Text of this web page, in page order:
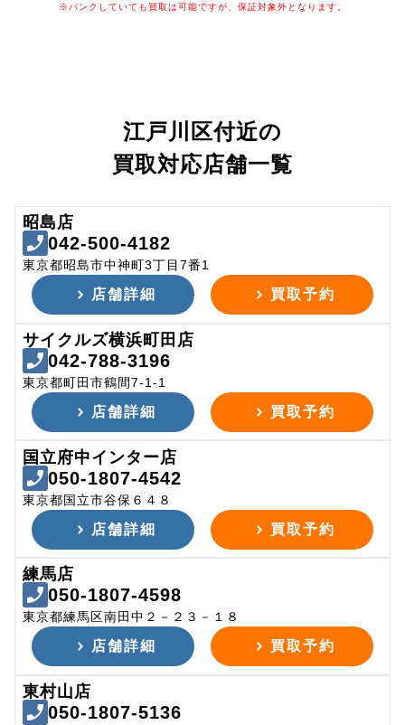
※パンクしていても買取は可能ですが、保証対象外となります。
江戸川区付近の
買取対応店舗一覧
昭島店
042-500-4182
東京都昭島市中神町3丁目7番1
店舗詳細 買取予約
サイクルズ横浜町田店
042-788-3196
東京都町田市鶴間7-1-1
店舗詳細 買取予約
国立府中インター店
050-1807-4542
東京都国立市谷保６４８
店舗詳細 買取予約
練馬店
050-1807-4598
東京都練馬区南田中２－２３－１８
店舗詳細 買取予約
東村山店
050-1807-5136